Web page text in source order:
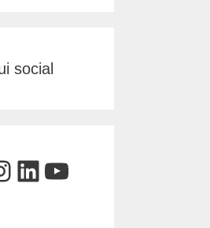
social
LinkedIn
YouTube